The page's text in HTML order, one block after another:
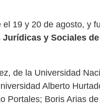
19 y 20 de agosto, y
Jurídicas y Sociales
de la Universidad
Alberto
Portales; Boris Arias